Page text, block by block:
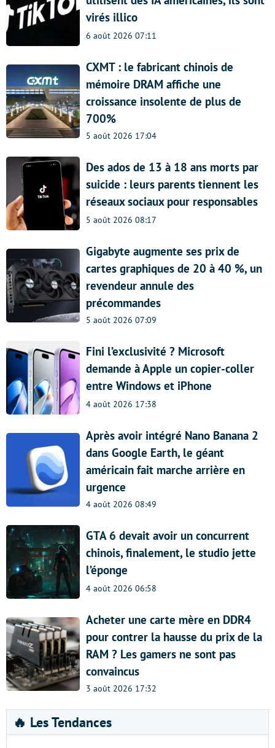
virés illico
6 août 2026 07:11
CXMT : le fabricant chinois de
mémoire DRAM affiche une
croissance insolente de plus de
700%
5 août 2026 17:04
Des ados de 13 à 18 ans morts par
suicide : leurs parents tiennent les
réseaux sociaux pour responsables
5 août 2026 08:17
Gigabyte augmente ses prix de
cartes graphiques de 20 à 40 %, un
revendeur annule des
précommandes
5 août 2026 07:09
Fini l’exclusivité ? Microsoft
demande à Apple un copier-coller
entre Windows et iPhone
4 août 2026 17:38
Après avoir intégré Nano Banana 2
dans Google Earth, le géant
américain fait marche arrière en
urgence
4 août 2026 08:49
GTA 6 devait avoir un concurrent
chinois, finalement, le studio jette
l’éponge
4 août 2026 06:58
Acheter une carte mère en DDR4
pour contrer la hausse du prix de la
RAM ? Les gamers ne sont pas
convaincus
3 août 2026 17:32
🔥 Les Tendances